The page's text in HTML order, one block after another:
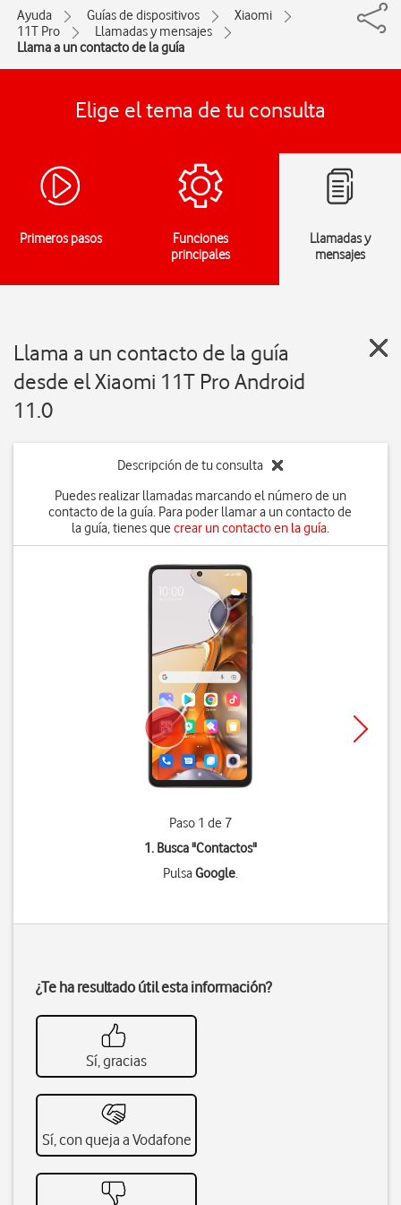
Ayuda Guías de dispositivos
Xiaomi
11T Pro
Llamadas y mensajes
Llama a un contacto de la guía
Elige el tema de tu consulta
Primeros pasos
Funciones
principales
Llamadas y
mensajes
Llama a un contacto de la guía
desde el Xiaomi 11T Pro Android
11.0
Descripción de tu consulta
Puedes realizar llamadas marcando el número de un
contacto de la guía. Para poder llamar a un contacto de
la guía, tienes que crear un contacto en la guía.
Paso 1 de 7
1. Busca "Contactos"
PulsaGoogle.
¿Te ha resultado útil esta información?
Sí, gracias
Sí, con queja a Vodafone